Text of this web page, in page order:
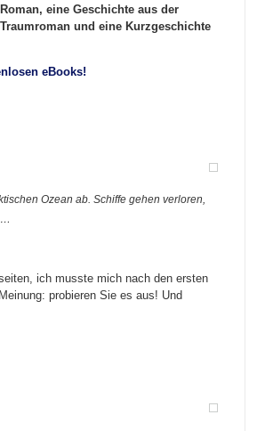
eine Geschichte aus der
und eine Kurzgeschichte
eBooks!
Ozean ab. Schiffe gehen verloren,
…
ich musste mich nach den ersten
probieren Sie es aus! Und